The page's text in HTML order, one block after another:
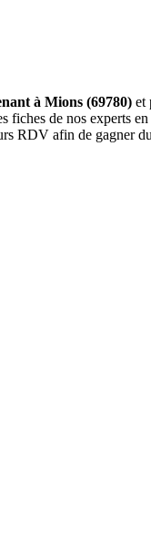
à Mions (69780) et
de nos experts
RDV afin de gagner